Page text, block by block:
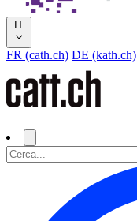
IT
FR (cath.ch) DE (kath.ch)